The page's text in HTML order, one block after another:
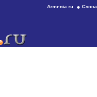
Armenia.ru